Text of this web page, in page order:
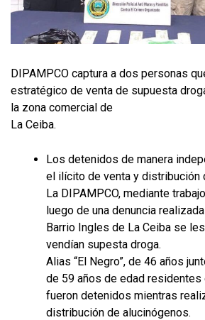
DIPAMPCO captura a dos personas
estratégico de venta de supuesta
la zona comercial de
La Ceiba.
Los detenidos de manera
el ilícito de venta y distribución
La DIPAMPCO, mediante
luego de una denuncia
Barrio Ingles de La Ceiba se
vendían supesta droga.
Alias “El Negro”, de 46 años
de 59 años de edad residentes
fueron detenidos mientras
distribución de alucinógenos.